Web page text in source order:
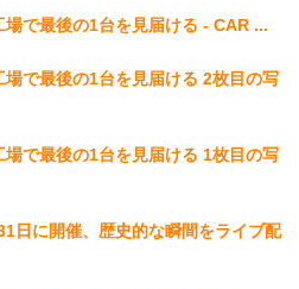
で最後の1台を見届ける - CAR ...
で最後の1台を見届ける 2枚目の写
で最後の1台を見届ける 1枚目の写
日に開催、歴史的な瞬間をライブ配